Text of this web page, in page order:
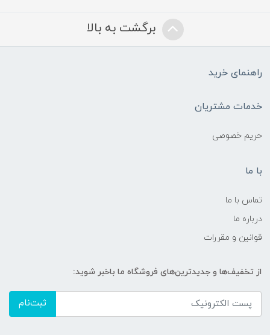
برگشت به بالا
راهنمای خرید
خدمات مشتریان
حریم خصوصی
با ما
تماس با ما
درباره ما
قوانین و مقررات
از تخفیف‌ها و جدیدترین‌های فروشگاه ما باخبر شوید:
ثبت‌نام